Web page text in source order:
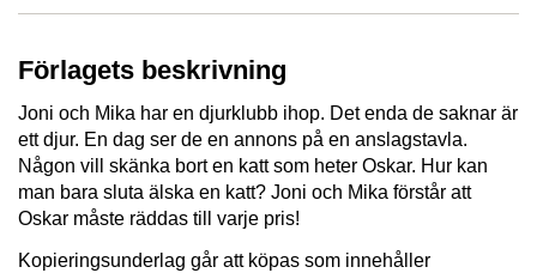
Förlagets beskrivning
Joni och Mika har en djurklubb ihop. Det enda de saknar är
ett djur. En dag ser de en annons på en anslagstavla.
Någon vill skänka bort en katt som heter Oskar. Hur kan
man bara sluta älska en katt? Joni och Mika förstår att
Oskar måste räddas till varje pris!
Kopieringsunderlag går att köpas som innehåller